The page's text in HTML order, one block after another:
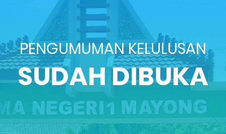
PENGUMUMAN KELULUSAN
SUDAH DIBUKA